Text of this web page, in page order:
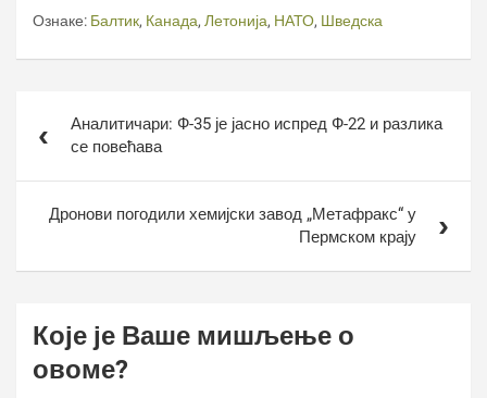
Ознаке: Балтик, Канада, Летонија, НАТО, Шведска
чланкаАналитичари: Ф-35 је јасно испред Ф-22 и разлика
се повећава
Дронови погодили хемијски завод „Метафракс“ у
Пермском крају
Које је Ваше мишљење о
овоме?